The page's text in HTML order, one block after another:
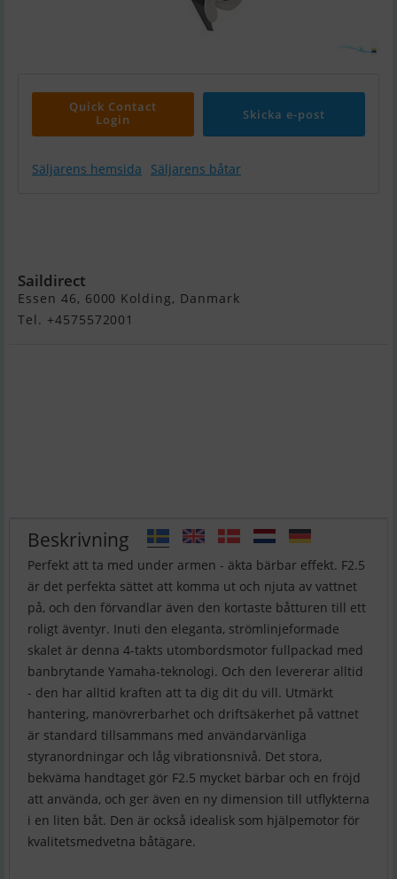
Quick Contact
Login
Skicka e-post
Säljarens hemsida Säljarens båtar
Saildirect
Essen 46, 6000 Kolding, Danmark
Tel. +4575572001
Beskrivning
Perfekt att ta med under armen - äkta bärbar effekt. F2.5
är det perfekta sättet att komma ut och njuta av vattnet
på, och den förvandlar även den kortaste båtturen till ett
roligt äventyr. Inuti den eleganta, strömlinjeformade
skalet är denna 4-takts utombordsmotor fullpackad med
banbrytande Yamaha-teknologi. Och den levererar alltid
- den har alltid kraften att ta dig dit du vill. Utmärkt
hantering, manövrerbarhet och driftsäkerhet på vattnet
är standard tillsammans med användarvänliga
styranordningar och låg vibrationsnivå. Det stora,
bekväma handtaget gör F2.5 mycket bärbar och en fröjd
att använda, och ger även en ny dimension till utflykterna
i en liten båt. Den är också idealisk som hjälpemotor för
kvalitetsmedvetna båtägare.